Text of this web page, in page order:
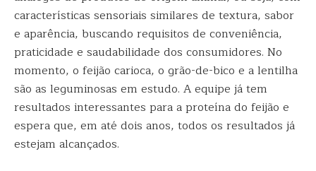
características sensoriais similares de textura, sabor
e aparência, buscando requisitos de conveniência,
praticidade e saudabilidade dos consumidores. No
momento, o feijão carioca, o grão-de-bico e a lentilha
são as leguminosas em estudo. A equipe já tem
resultados interessantes para a proteína do feijão e
espera que, em até dois anos, todos os resultados já
estejam alcançados.